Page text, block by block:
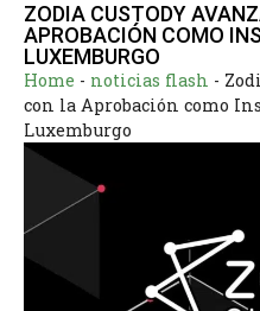
ZODIA CUSTODY
APROBACIÓN COMO
LUXEMBURGO
Home - noticias flash -
con la Aprobación como
Luxemburgo